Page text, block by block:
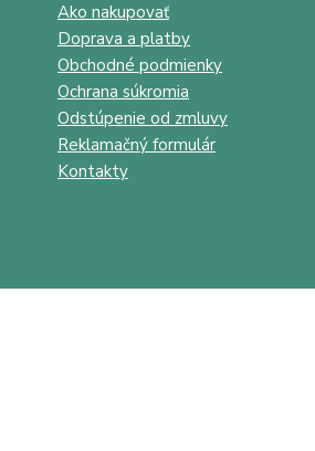
Ako nakupovať
Doprava a platby
Obchodné podmienky
Ochrana súkromia
Odstúpenie od zmluvy
Reklamačný formulár
Kontakty